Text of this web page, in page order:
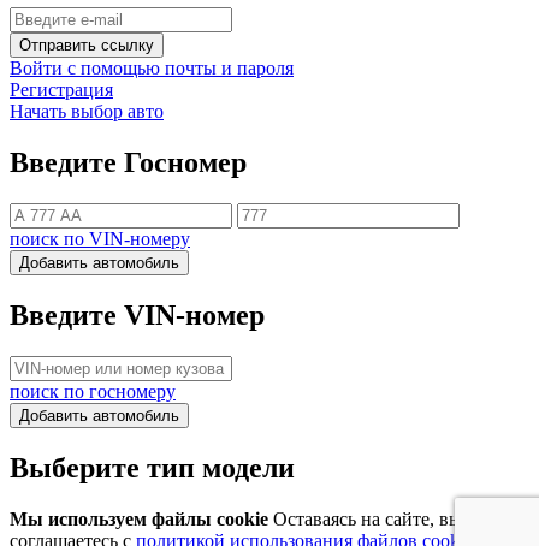
Отправить ссылку
Войти с помощью почты и пароля
Регистрация
Начать выбор авто
Введите Госномер
поиск по VIN-номеру
Добавить автомобиль
Введите VIN-номер
поиск по госномеру
Добавить автомобиль
Выберите тип модели
Мы используем файлы cookie Оставаясь на сайте, вы
соглашаетесь с политикой использования файлов cookie